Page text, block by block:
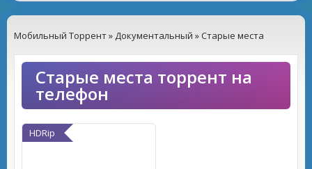
Мобильный Торрент» Документальный » Старые места
Старые места торрент на
телефон
HDRip